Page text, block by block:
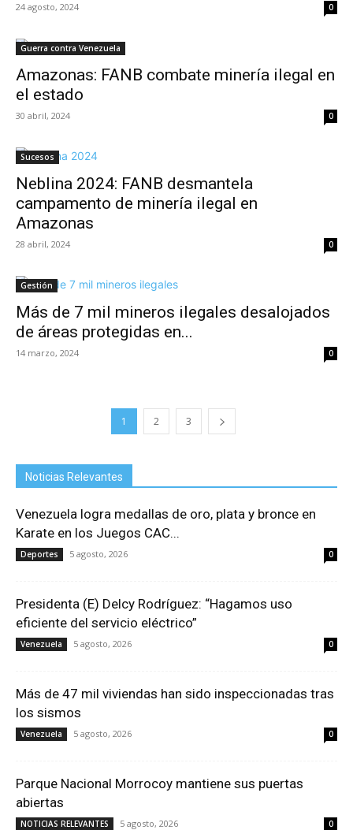
24 agosto, 2024 0
Guerra contra Venezuela
Amazonas: FANB combate minería ilegal en
el estado
30 abril, 2024 0
Sucesos
Neblina 2024: FANB desmantela
campamento de minería ilegal en
Amazonas
28 abril, 2024 0
Gestión
Más de 7 mil mineros ilegales desalojados
de áreas protegidas en...
14 marzo, 2024 0
1 2 3
Noticias Relevantes
Venezuela logra medallas de oro, plata y bronce en
Karate en los Juegos CAC...
Deportes 5 agosto, 2026 0
Presidenta (E) Delcy Rodríguez: “Hagamos uso
eficiente del servicio eléctrico”
Venezuela 5 agosto, 2026 0
Más de 47 mil viviendas han sido inspeccionadas tras
los sismos
Venezuela 5 agosto, 2026 0
Parque Nacional Morrocoy mantiene sus puertas
abiertas
NOTICIAS RELEVANTES 5 agosto, 2026 0